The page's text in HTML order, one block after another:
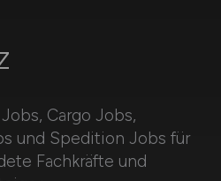
Cargo Jobs,
und Spedition Jobs für
Fachkräfte und